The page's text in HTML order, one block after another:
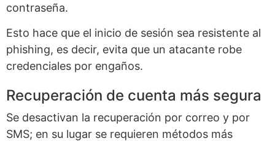
contraseña.
Esto hace que el inicio de sesión sea resistente al
phishing, es decir, evita que un atacante robe
credenciales por engaños.
Recuperación de cuenta más segura
Se desactivan la recuperación por correo y por
SMS; en su lugar se requieren métodos más